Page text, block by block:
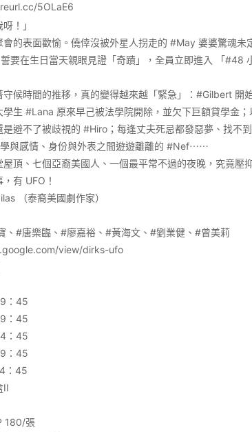
5OLaE6
！」
的表面歡愉。僥倖沒被外星人拐走的 #May 婆婆驚魂未
要在生日當天親眼見證「奇蹟」，全員立即進入 「#48
候時間的推移，真的變得越來越「緊急」： #Gilbert 開
學生 #Lana 原來早己被法學院開除，並欠下巨額貸學金
避不了被歧視的 #Hiro ；每逢丈夫死忌都發惡夢、找不
學與感情、身份與外表之間遊遊離離的 #Nef⋯⋯
頂、七個亞裔美國人、一個最平常不過的夜晚，究竟壓
有 UFO！
（泰裔美國劇作家）
、 #唐樂臨 、 #廖嘉裕 、 #黃海文 、 #劉業健 、 #曾美莉
view/dirks-ufo
：45
：45
：45
：45
：45
II
180/張